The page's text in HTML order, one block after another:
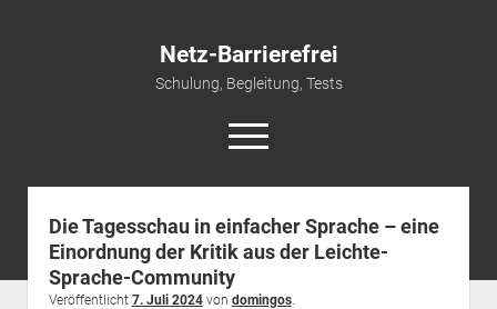
Netz-Barrierefrei
Schulung, Begleitung, Tests
open
menu
Start
Leistungen
open
Schulungen & Vorträge
Referenzen
Die Tagesschau in einfacher Sprache – eine
Einordnung der Kritik aus der Leichte-
Sprache-Community
Veröffentlicht 7. Juli 2024von domingos.